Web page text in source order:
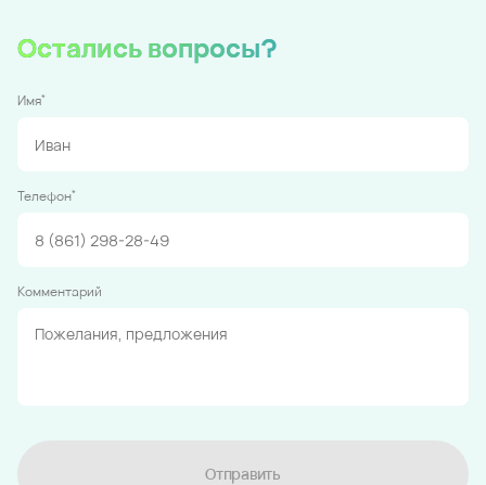
Остались вопросы?
Имя*
Телефон*
Комментарий
Отправить